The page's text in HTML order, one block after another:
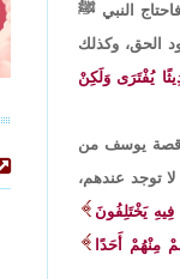
النبي ﷺ
الحق، وكذلك
يُفْتَرَى وَلَكِنْ
قصة يوسف من
توجد عندهم،
يَخْتَلِفُونَ
مِنْهُمْ أَحَدًا